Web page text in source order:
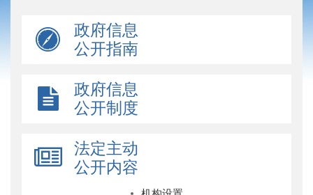
政府信息
公开指南
政府信息
公开制度
法定主动
公开内容